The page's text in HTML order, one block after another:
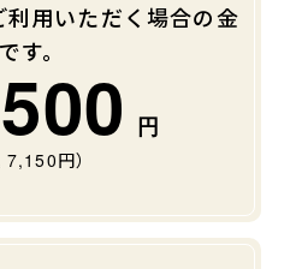
用いただく場合の金
す。
7,150円）